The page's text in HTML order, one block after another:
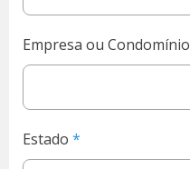
Empresa ou Condomínio
Estado